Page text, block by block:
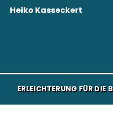
Heiko Kasseckert
ERLEICHTERUNG FÜR DIE